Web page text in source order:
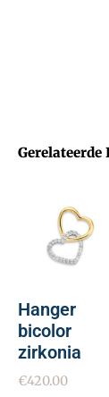
Gerelateerde
Hanger
bicolor
zirkonia
€420.00